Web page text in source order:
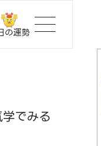
の運勢
でみる